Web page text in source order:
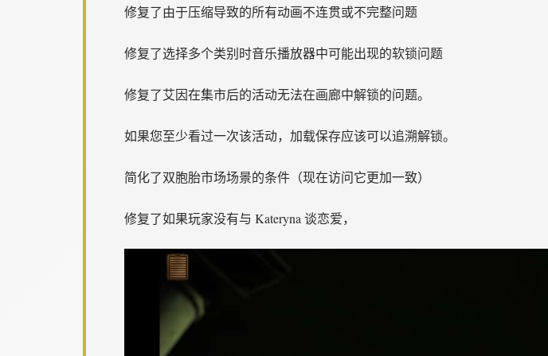
修复了由于压缩导致的所有动画不连贯或不完整问题
修复了选择多个类别时音乐播放器中可能出现的软锁问题
修复了艾因在集市后的活动无法在画廊中解锁的问题。
如果您至少看过一次该活动，加载保存应该可以追溯解锁。
简化了双胞胎市场场景的条件（现在访问它更加一致）
修复了如果玩家没有与 Kateryna 谈恋爱，